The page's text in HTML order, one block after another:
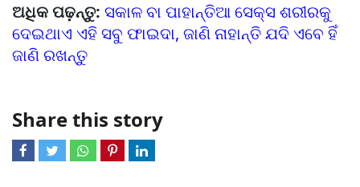
ଅଧିକ ପଢ଼ନ୍ତୁ: ସକାଳ ବା ପାହାନ୍ତିଆ ସେକ୍ସ ଶରୀରକୁ
ଦେଇଥାଏ ଏହି ସବୁ ଫାଇଦା, ଜାଣି ନାହାନ୍ତି ଯଦି ଏବେ ହିଁ
ଜାଣି ରଖନ୍ତୁ
Share this story